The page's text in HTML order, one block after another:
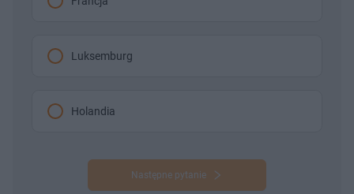
Luksemburg
Holandia
Następne pytanie